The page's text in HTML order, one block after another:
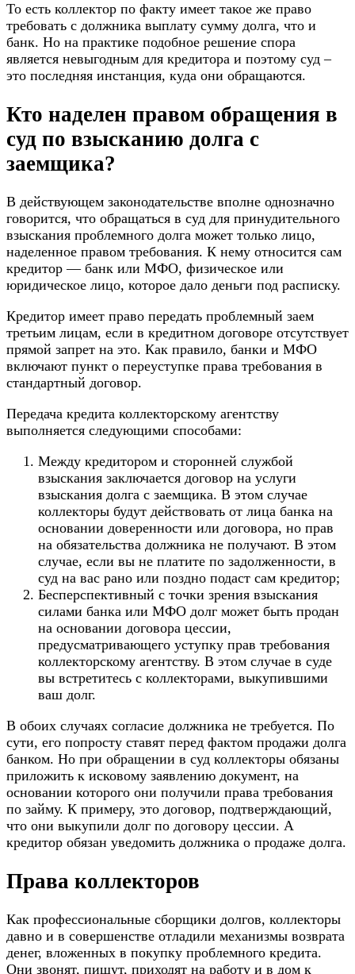
То есть коллектор по факту имеет такое же право
требовать с должника выплату сумму долга, что и
банк. Но на практике подобное решение спора
является невыгодным для кредитора и поэтому суд –
это последняя инстанция, куда они обращаются.
Кто наделен правом обращения в
суд по взысканию долга с
заемщика?
В действующем законодательстве вполне однозначно
говорится, что обращаться в суд для принудительного
взыскания проблемного долга может только лицо,
наделенное правом требования. К нему относится сам
кредитор — банк или МФО, физическое или
юридическое лицо, которое дало деньги под расписку.
Кредитор имеет право передать проблемный заем
третьим лицам, если в кредитном договоре отсутствует
прямой запрет на это. Как правило, банки и МФО
включают пункт о переуступке права требования в
стандартный договор.
Передача кредита коллекторскому агентству
выполняется следующими способами:
Между кредитором и сторонней службой
взыскания заключается договор на услуги
взыскания долга с заемщика. В этом случае
коллекторы будут действовать от лица банка на
основании доверенности или договора, но прав
на обязательства должника не получают. В этом
случае, если вы не платите по задолженности, в
суд на вас рано или поздно подаст сам кредитор;
Бесперспективный с точки зрения взыскания
силами банка или МФО долг может быть продан
на основании договора цессии,
предусматривающего уступку прав требования
коллекторскому агентству. В этом случае в суде
вы встретитесь с коллекторами, выкупившими
ваш долг.
В обоих случаях согласие должника не требуется. По
сути, его попросту ставят перед фактом продажи долга
банком. Но при обращении в суд коллекторы обязаны
приложить к исковому заявлению документ, на
основании которого они получили права требования
по займу. К примеру, это договор, подтверждающий,
что они выкупили долг по договору цессии. А
кредитор обязан уведомить должника о продаже долга.
Права коллекторов
Как профессиональные сборщики долгов, коллекторы
давно и в совершенстве отладили механизмы возврата
денег, вложенных в покупку проблемного кредита.
Они звонят, пишут, приходят на работу и в дом к